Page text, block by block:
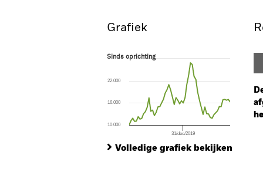
Grafiek
Sinds oprichting
Line chart with 57 data points.
The chart has 1 X axis displaying Time.
The chart has 1 Y axis displaying values.
Sinds oprichting
31/dec/2019
10.000
16.000
22.000
Volledige grafiek bekijken